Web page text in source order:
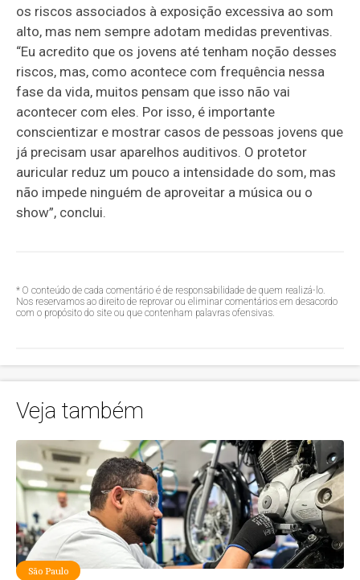
os riscos associados à exposição excessiva ao som
alto, mas nem sempre adotam medidas preventivas.
“Eu acredito que os jovens até tenham noção desses
riscos, mas, como acontece com frequência nessa
fase da vida, muitos pensam que isso não vai
acontecer com eles. Por isso, é importante
conscientizar e mostrar casos de pessoas jovens que
já precisam usar aparelhos auditivos. O protetor
auricular reduz um pouco a intensidade do som, mas
não impede ninguém de aproveitar a música ou o
show”, conclui.
* O conteúdo de cada comentário é de responsabilidade de quem realizá-lo.
Nos reservamos ao direito de reprovar ou eliminar comentários em desacordo
com o propósito do site ou que contenham palavras ofensivas.
Veja também
São Paulo